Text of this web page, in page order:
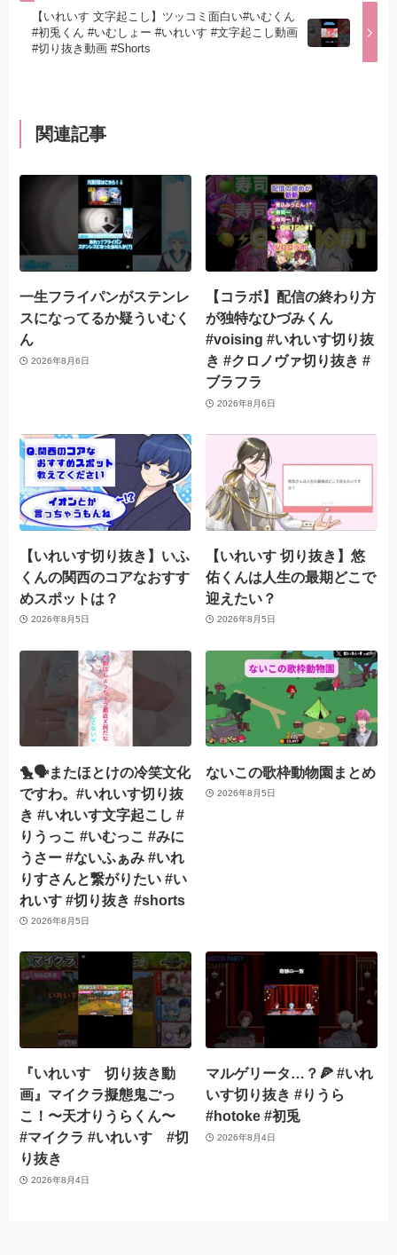
【いれいす 文字起こし】ツッコミ面白い#いむくん
#初兎くん #いむしょー #いれいす #文字起こし動画
#切り抜き動画 #Shorts
関連記事
一生フライパンがステンレ
スになってるか疑ういむく
ん
2026年8月6日
【コラボ】配信の終わり方
が独特なひづみくん
#voising #いれいす切り抜
き #クロノヴァ切り抜き #
ブラフラ
2026年8月6日
【いれいす切り抜き】いふ
くんの関西のコアなおすす
めスポットは？
2026年8月5日
【いれいす 切り抜き】悠
佑くんは人生の最期どこで
迎えたい？
2026年8月5日
🐤🗣️またほとけの冷笑文化
ですわ。#いれいす切り抜
き #いれいす文字起こし #
りうっこ #いむっこ #みに
うさー #ないふぁみ #いれ
りすさんと繋がりたい #い
れいす #切り抜き #shorts
2026年8月5日
ないこの歌枠動物園まとめ
2026年8月5日
『いれいす 切り抜き動
画』マイクラ擬態鬼ごっ
こ！〜天才りうらくん〜
#マイクラ #いれいす #切
り抜き
2026年8月4日
マルゲリータ…？🍕 #いれ
いす切り抜き #りうら
#hotoke #初兎
2026年8月4日